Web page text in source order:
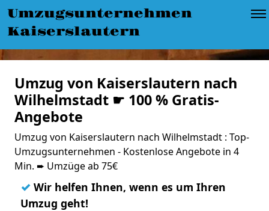
Umzugsunternehmen
Kaiserslautern
Umzug von Kaiserslautern nach
Wilhelmstadt ☛ 100 % Gratis-
Angebote
Umzug von Kaiserslautern nach Wilhelmstadt : Top-
Umzugsunternehmen - Kostenlose Angebote in 4
Min. ➨ Umzüge ab 75€
✓ Wir helfen Ihnen, wenn es um Ihren
Umzug geht!